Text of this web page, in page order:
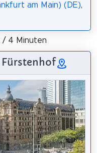
am Main) (DE),
/ 4 Minuten
Fürstenhof